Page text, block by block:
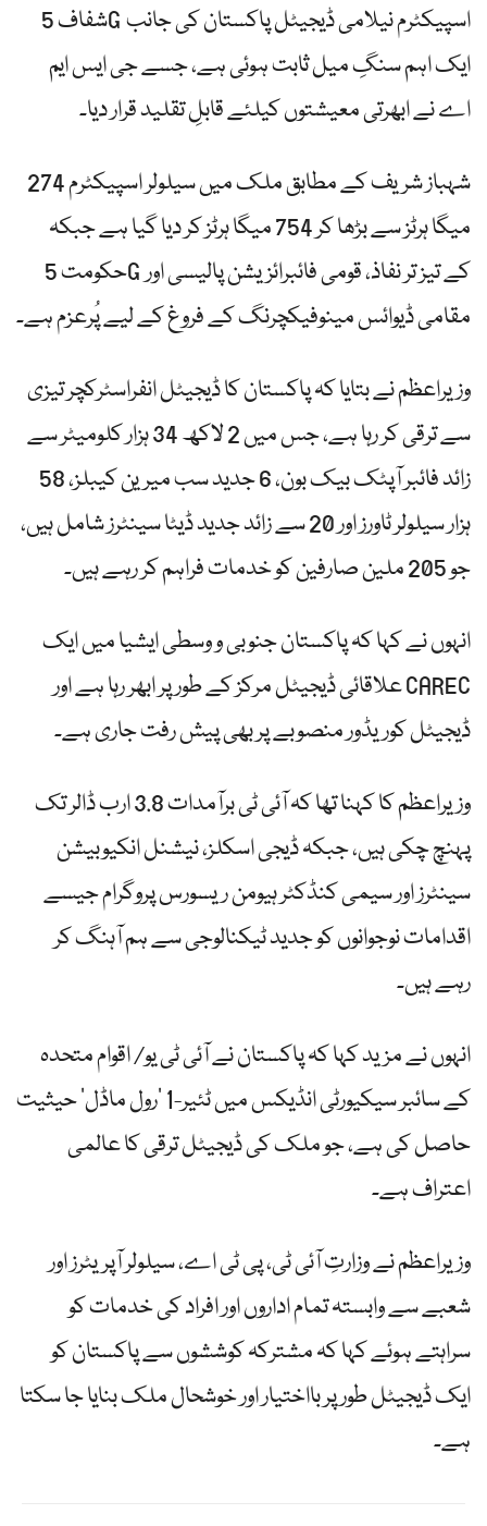
شفاف 5G اسپیکٹرم نیلامی ڈیجیٹل پاکستان کی جانب
ایک اہم سنگِ میل ثابت ہوئی ہے، جسے جی ایس ایم
اے نے ابھرتی معیشتوں کیلئے قابلِ تقلید قرار دیا۔
شہباز شریف کے مطابق ملک میں سیلولر اسپیکٹرم 274
میگا ہرٹز سے بڑھا کر 754 میگا ہرٹز کر دیا گیا ہے جبکہ
حکومت 5G کے تیز تر نفاذ، قومی فائبرائزیشن پالیسی اور
مقامی ڈیوائس مینوفیکچرنگ کے فروغ کے لیے پُرعزم ہے۔
وزیراعظم نے بتایا کہ پاکستان کا ڈیجیٹل انفراسٹرکچر تیزی
سے ترقی کر رہا ہے، جس میں 2 لاکھ 34 ہزار کلومیٹر سے
زائد فائبر آپٹک بیک بون، 6 جدید سب میرین کیبلز، 58
ہزار سیلولر ٹاورز اور 20 سے زائد جدید ڈیٹا سینٹرز شامل ہیں،
جو 205 ملین صارفین کو خدمات فراہم کر رہے ہیں۔
انہوں نے کہا کہ پاکستان جنوبی و وسطی ایشیا میں ایک
علاقائی ڈیجیٹل مرکز کے طور پر ابھر رہا ہے اور CAREC
ڈیجیٹل کوریڈور منصوبے پر بھی پیش رفت جاری ہے۔
وزیراعظم کا کہنا تھا کہ آئی ٹی برآمدات 3.8 ارب ڈالر تک
پہنچ چکی ہیں، جبکہ ڈیجی اسکلز، نیشنل انکیوبیشن
سینٹرز اور سیمی کنڈکٹر ہیومن ریسورس پروگرام جیسے
اقدامات نوجوانوں کو جدید ٹیکنالوجی سے ہم آہنگ کر
رہے ہیں۔
انہوں نے مزید کہا کہ پاکستان نے آئی ٹی یو/ اقوام متحدہ
کے سائبر سیکیورٹی انڈیکس میں ٹئیر-1 ’رول ماڈل‘ حیثیت
حاصل کی ہے، جو ملک کی ڈیجیٹل ترقی کا عالمی
اعتراف ہے۔
وزیراعظم نے وزارتِ آئی ٹی، پی ٹی اے، سیلولر آپریٹرز اور
شعبے سے وابستہ تمام اداروں اور افراد کی خدمات کو
سراہتے ہوئے کہا کہ مشترکہ کوششوں سے پاکستان کو
ایک ڈیجیٹل طور پر بااختیار اور خوشحال ملک بنایا جا سکتا
ہے۔